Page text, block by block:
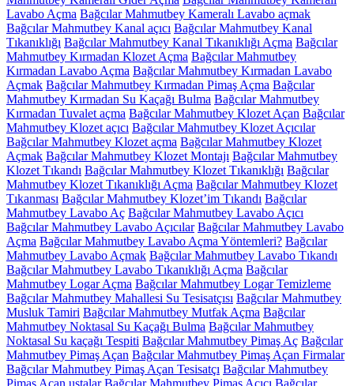
Lavabo Açma Bağcılar Mahmutbey Kameralı Lavabo açmak
Bağcılar Mahmutbey Kanal açıcı Bağcılar Mahmutbey Kanal
Tıkanıklığı Bağcılar Mahmutbey Kanal Tıkanıklığı Açma Bağcılar
Mahmutbey Kırmadan Klozet Açma Bağcılar Mahmutbey
Kırmadan Lavabo Açma Bağcılar Mahmutbey Kırmadan Lavabo
Açmak Bağcılar Mahmutbey Kırmadan Pimaş Açma Bağcılar
Mahmutbey Kırmadan Su Kaçağı Bulma Bağcılar Mahmutbey
Kırmadan Tuvalet açma Bağcılar Mahmutbey Klozet Açan Bağcılar
Mahmutbey Klozet açıcı Bağcılar Mahmutbey Klozet Açıcılar
Bağcılar Mahmutbey Klozet açma Bağcılar Mahmutbey Klozet
Açmak Bağcılar Mahmutbey Klozet Montajı Bağcılar Mahmutbey
Klozet Tıkandı Bağcılar Mahmutbey Klozet Tıkanıklığı Bağcılar
Mahmutbey Klozet Tıkanıklığı Açma Bağcılar Mahmutbey Klozet
Tıkanması Bağcılar Mahmutbey Klozet’im Tıkandı Bağcılar
Mahmutbey Lavabo Aç Bağcılar Mahmutbey Lavabo Açıcı
Bağcılar Mahmutbey Lavabo Açıcılar Bağcılar Mahmutbey Lavabo
Açma Bağcılar Mahmutbey Lavabo Açma Yöntemleri? Bağcılar
Mahmutbey Lavabo Açmak Bağcılar Mahmutbey Lavabo Tıkandı
Bağcılar Mahmutbey Lavabo Tıkanıklığı Açma Bağcılar
Mahmutbey Logar Açma Bağcılar Mahmutbey Logar Temizleme
Bağcılar Mahmutbey Mahallesi Su Tesisatçısı Bağcılar Mahmutbey
Musluk Tamiri Bağcılar Mahmutbey Mutfak Açma Bağcılar
Mahmutbey Noktasal Su Kaçağı Bulma Bağcılar Mahmutbey
Noktasal Su kaçağı Tespiti Bağcılar Mahmutbey Pimaş Aç Bağcılar
Mahmutbey Pimaş Açan Bağcılar Mahmutbey Pimaş Açan Firmalar
Bağcılar Mahmutbey Pimaş Açan Tesisatçı Bağcılar Mahmutbey